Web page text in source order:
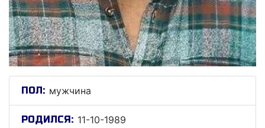
ПОЛ: мужчина
РОДИЛСЯ: 11-10-1989